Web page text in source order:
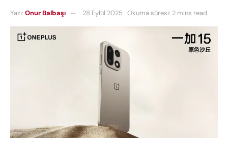
Yazı: Onur Balbaşı 28 Eylül 2025 Okuma süresi: 2 mins read